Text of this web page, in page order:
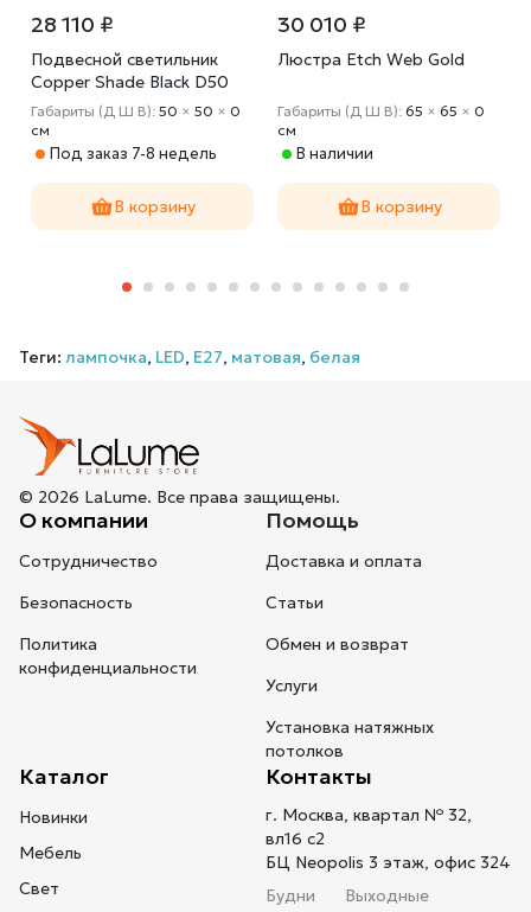
28 110 ₽
Подвесной светильник
Copper Shade Black D50
Габариты (Д Ш В): 50 × 50 × 0
cм
Под заказ 7-8 недель
В корзину
30 010 ₽
Люстра Etch Web Gold
Габариты (Д Ш В): 65 × 65 × 0
cм
В наличии
В корзину
Теги: лампочка, LED, E27, матовая, белая
© 2026 LaLume. Все права защищены.
О компании
Сотрудничество
Безопасность
Политика
конфиденциальности
Помощь
Доставка и оплата
Статьи
Обмен и возврат
Услуги
Установка натяжных
потолков
Каталог
Новинки
Мебель
Свет
Контакты
г. Москва, квартал № 32,
вл16 с2
БЦ Neopolis 3 этаж, офис 324
Будни
Выходные